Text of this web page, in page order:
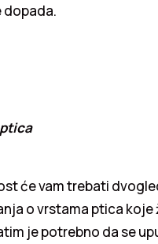
dopada.
će vam trebati
o vrstama ptica koje
je potrebno da se